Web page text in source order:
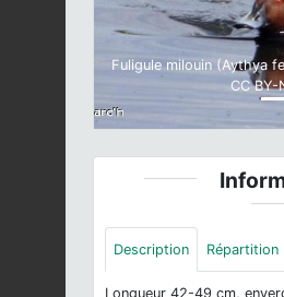
Fuligule milouin (Aythya
CC BY-
Description Répartition
Longueur 42-49 cm,